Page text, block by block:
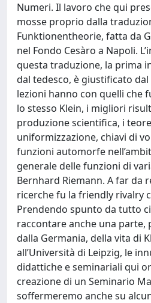
Numeri. Il lavoro che qui
mosse proprio dalla
Funktionentheorie, fatta da
nel Fondo Cesàro a Napoli.
questa traduzione, la prima
dal tedesco, è giustificato
lezioni hanno con quelli che
lo stesso Klein, i migliori
produzione scientifica, i
uniformizzazione, chiavi di
funzioni automorfe
generale delle funzioni di
Bernhard Riemann. A far da
ricerche fu la friendly rivalry
Prendendo spunto da tutto
raccontare anche una
dalla Germania, della vita di
all’Università di Leipzig, le
didattiche e seminariali qui
creazione di un Seminario
soffermeremo anche su